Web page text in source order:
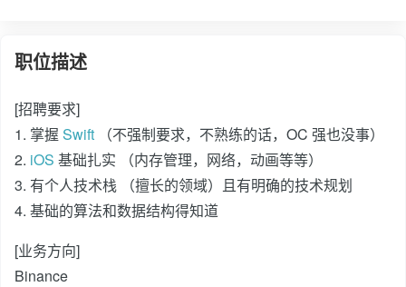
职位描述
[招聘要求]
1. 掌握 Swift （不强制要求，不熟练的话，OC 强也没事）
2. iOS 基础扎实 （内存管理，网络，动画等等）
3. 有个人技术栈 （擅长的领域）且有明确的技术规划
4. 基础的算法和数据结构得知道
[业务方向]
Binance